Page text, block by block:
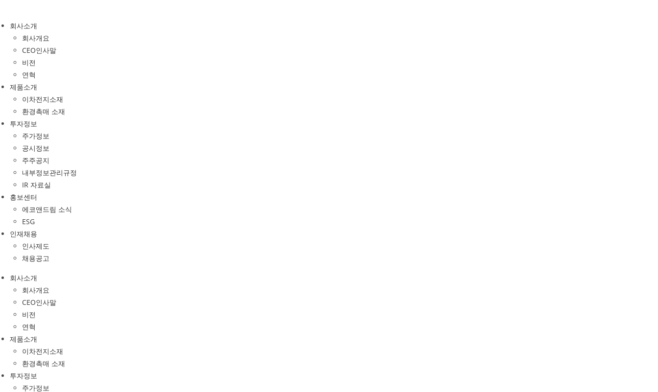
content
회사소개
회사개요
CEO인사말
비전
연혁
제품소개
이차전지소재
환경촉매 소재
투자정보
주가정보
공시정보
주주공지
내부정보관리규정
IR 자료실
홍보센터
에코앤드림 소식
ESG
인재채용
인사제도
채용공고
회사소개
회사개요
CEO인사말
비전
연혁
제품소개
이차전지소재
환경촉매 소재
투자정보
주가정보